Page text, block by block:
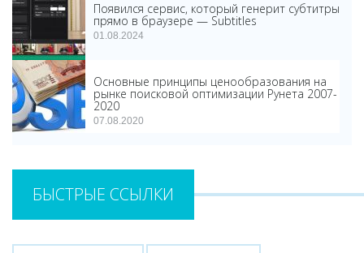
Появился сервис, который генерит субтитры
прямо в браузере — Subtitles
01.08.2024
Основные принципы ценообразования на
рынке поисковой оптимизации Рунета 2007-
2020
07.08.2020
БЫСТРЫЕ ССЫЛКИ